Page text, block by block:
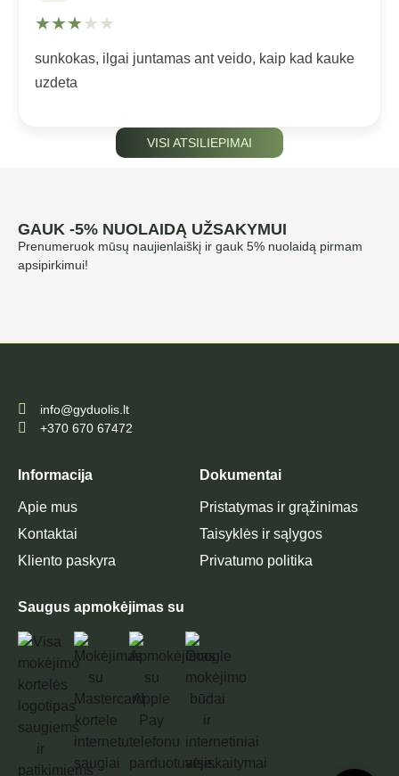
★★★★★
sunkokas, ilgai juntamas ant veido, kaip kad kauke
uzdeta
VISI ATSILIEPIMAI
GAUK -5% NUOLAIDĄ UŽSAKYMUI
Prenumeruok mūsų naujienlaiškį ir gauk 5% nuolaidą pirmam
apsipirkimui!
info@gyduolis.lt
+370 670 67472
Informacija
Apie mus
Kontaktai
Kliento paskyra
Dokumentai
Pristatymas ir grąžinimas
Taisyklės ir sąlygos
Privatumo politika
Saugus apmokėjimas su